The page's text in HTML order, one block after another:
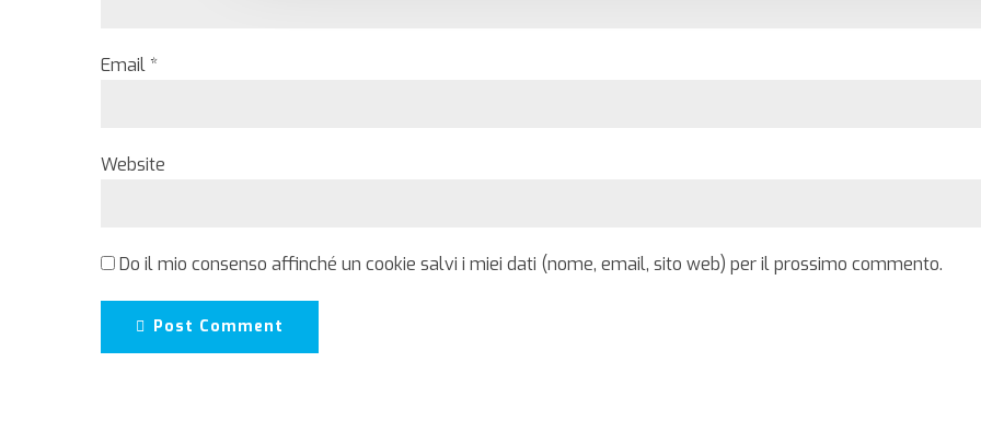
Email *
Website
Do il mio consenso affinché un cookie salvi i miei dati (nome, email, sito web) per il prossimo commento.
Post Comment